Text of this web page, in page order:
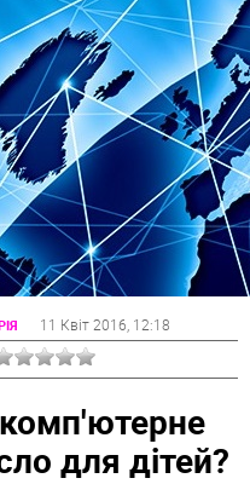
11 Квіт 2016 , 12:18
для дітей?